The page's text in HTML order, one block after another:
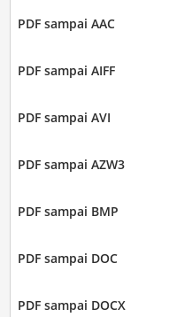
PDF sampai AAC
PDF sampai AIFF
PDF sampai AVI
PDF sampai AZW3
PDF sampai BMP
PDF sampai DOC
PDF sampai DOCX